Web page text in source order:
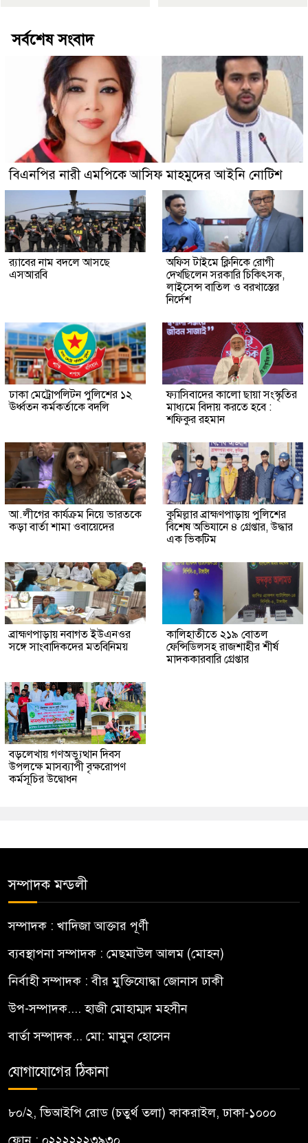
সর্বশেষ সংবাদ
বিএনপির নারী এমপিকে আসিফ মাহমুদের আইনি নোটিশ
র‍্যাবের নাম বদলে আসছে
এসআরবি
অফিস টাইমে ক্লিনিকে রোগী
দেখছিলেন সরকারি চিকিৎসক,
লাইসেন্স বাতিল ও বরখাস্তের
নির্দেশ
ঢাকা মেট্রোপলিটন পুলিশের ১২
ঊর্ধ্বতন কর্মকর্তাকে বদলি
ফ্যাসিবাদের কালো ছায়া সংস্কৃতির
মাধ্যমে বিদায় করতে হবে :
শফিকুর রহমান
আ.লীগের কার্যক্রম নিয়ে ভারতকে
কড়া বার্তা শামা ওবায়েদের
কুমিল্লার ব্রাহ্মণপাড়ায় পুলিশের
বিশেষ অভিযানে ৪ গ্রেপ্তার, উদ্ধার
এক ভিকটিম
ব্রাহ্মণপাড়ায় নবাগত ইউএনওর
সঙ্গে সাংবাদিকদের মতবিনিময়
কালিহাতীতে ২১৯ বোতল
ফেন্সিডিলসহ রাজশাহীর শীর্ষ
মাদককারবারি গ্রেপ্তার
বড়লেখায় গণঅভ্যুত্থান দিবস
উপলক্ষে মাসব্যাপী বৃক্ষরোপণ
কর্মসূচির উদ্বোধন
সম্পাদক মন্ডলী
সম্পাদক : খাদিজা আক্তার পূর্ণী
ব্যবস্থাপনা সম্পাদক : মেছমাউল আলম (মোহন)
নির্বাহী সম্পাদক : বীর মুক্তিযোদ্ধা জোনাস ঢাকী
উপ-সম্পাদক.... হাজী মোহাম্মদ মহসীন
বার্তা সম্পাদক... মো: মামুন হোসেন
যোগাযোগের ঠিকানা
৮০/২, ভিআইপি রোড (চতুর্থ তলা) কাকরাইল, ঢাকা-১০০০